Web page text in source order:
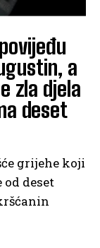
a
zla djela
deset
grijehe koji
deset